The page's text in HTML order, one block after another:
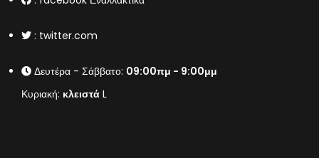
: twitter.com
Δευτέρα - Σάββατο: 09:00πμ - 9:00μμ
Κυριακή: κλειστά L